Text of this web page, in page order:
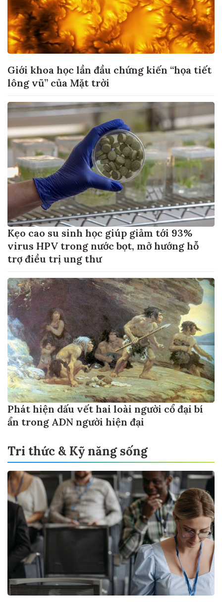
Giới khoa học lần đầu chứng kiến “họa tiết
lông vũ” của Mặt trời
Kẹo cao su sinh học giúp giảm tới 93%
virus HPV trong nước bọt, mở hướng hỗ
trợ điều trị ung thư
Phát hiện dấu vết hai loài người cổ đại bí
ẩn trong ADN người hiện đại
Tri thức & Kỹ năng sống